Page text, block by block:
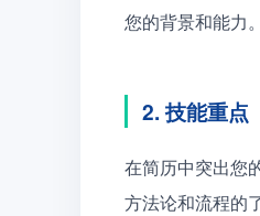
您的背景和能力。
2. 技能重点
在简历中突出您
方法论和流程的